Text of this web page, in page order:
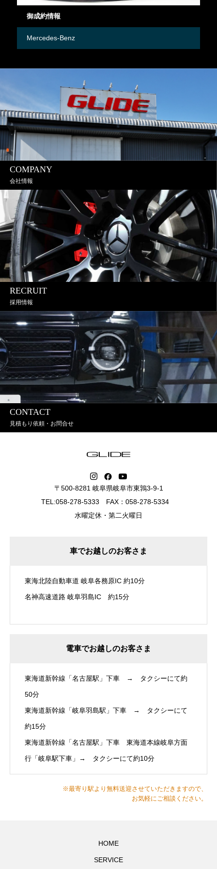
御成約情報
Mercedes-Benz
COMPANY
会社情報
RECRUIT
採用情報
CONTACT
見積もり依頼・お問合せ
〒500-8281 岐阜県岐阜市東鶉3-9-1
TEL:058-278-5333 FAX：058-278-5334
水曜定休・第二火曜日
車でお越しのお客さま
東海北陸自動車道 岐阜各務原IC 約10分
名神高速道路 岐阜羽島IC 約15分
電車でお越しのお客さま
東海道新幹線「名古屋駅」下車 → タクシーにて約
50分
東海道新幹線「岐阜羽島駅」下車 → タクシーにて
約15分
東海道新幹線「名古屋駅」下車 東海道本線岐阜方面
行「岐阜駅下車」→ タクシーにて約10分
※最寄り駅より無料送迎させていただきますので、
お気軽にご相談ください。
HOME
SERVICE